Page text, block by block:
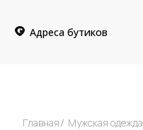
Адреса бутиков
Главная Мужская одежда